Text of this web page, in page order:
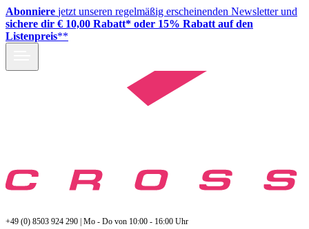
Abonniere jetzt unseren regelmäßig erscheinenden Newsletter und
sichere dir € 10,00 Rabatt* oder 15% Rabatt auf den
Listenpreis**
+49 (0) 8503 924 290 | Mo - Do von 10:00 - 16:00 Uhr